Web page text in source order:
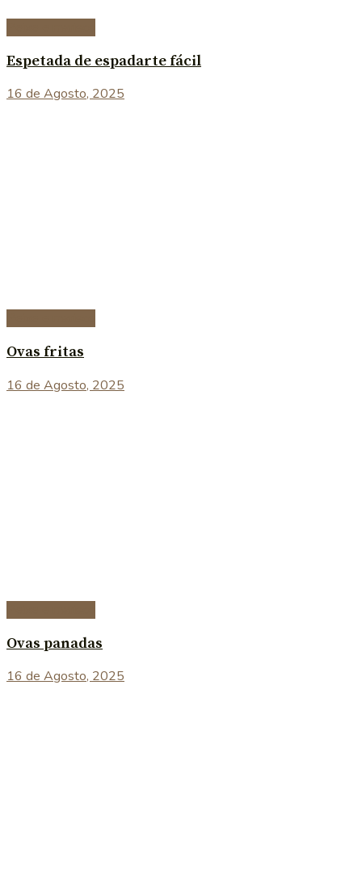
Espetada de espadarte fácil
16 de Agosto, 2025
Ovas fritas
16 de Agosto, 2025
Ovas panadas
16 de Agosto, 2025